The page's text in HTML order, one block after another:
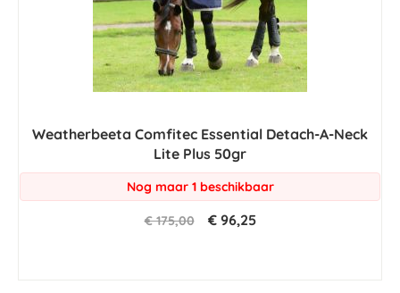
Weatherbeeta Comfitec Essential Detach-A-Neck
Lite Plus 50gr
Nog maar 1 beschikbaar
€ 175,00 € 96,25